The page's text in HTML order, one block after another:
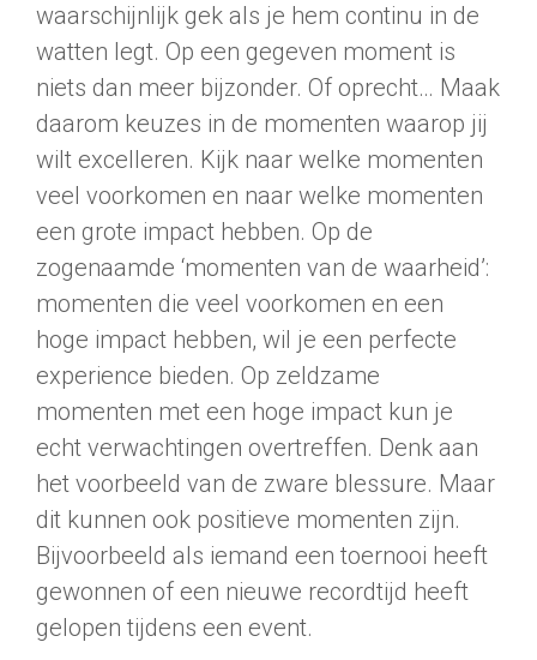
waarschijnlijk gek als je hem continu in de
watten legt. Op een gegeven moment is
niets dan meer bijzonder. Of oprecht… Maak
daarom keuzes in de momenten waarop jij
wilt excelleren. Kijk naar welke momenten
veel voorkomen en naar welke momenten
een grote impact hebben. Op de
zogenaamde ‘momenten van de waarheid’:
momenten die veel voorkomen en een
hoge impact hebben, wil je een perfecte
experience bieden. Op zeldzame
momenten met een hoge impact kun je
echt verwachtingen overtreffen. Denk aan
het voorbeeld van de zware blessure. Maar
dit kunnen ook positieve momenten zijn.
Bijvoorbeeld als iemand een toernooi heeft
gewonnen of een nieuwe recordtijd heeft
gelopen tijdens een event.